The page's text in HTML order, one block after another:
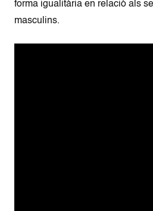
forma igualitària en relació als
masculins.